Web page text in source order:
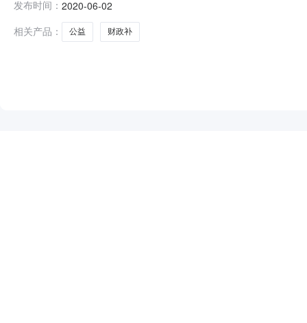
益事业（天津铺村、国光村、总铺社区、孙岗村）财政
发布时间： 2020-06-02
相关产品：
公益 财政补